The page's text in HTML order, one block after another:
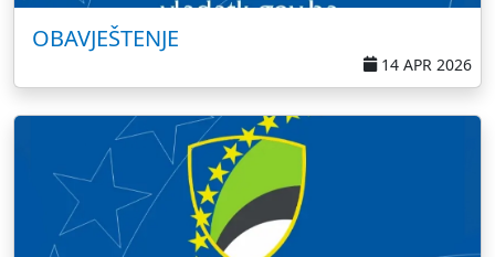
OBAVJEŠTENJE
14 APR 2026